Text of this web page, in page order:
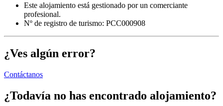
Este alojamiento está gestionado por un comerciante
profesional.
Nº de registro de turismo: PCC000908
¿Ves algún error?
Contáctanos
¿Todavía no has encontrado alojamiento?